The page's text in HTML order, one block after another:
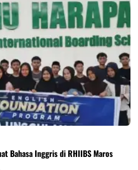
Bahasa Inggris di RHIIBS Maros